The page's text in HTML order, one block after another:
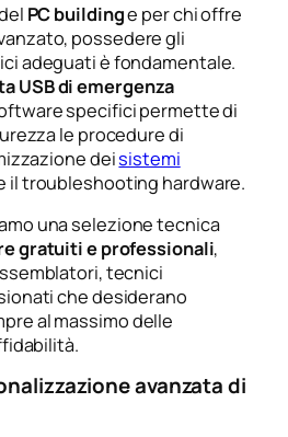
PC buildinge per chi offre
possedere gli
adeguati è fondamentale.
USB di emergenza
specifici permette di
le procedure di
deisistemi
il troubleshooting hardware.
una selezione tecnica
gratuiti e professionali,
tecnici
che desiderano
al massimo delle
avanzata di